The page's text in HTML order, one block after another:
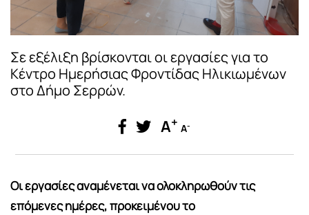
Σε εξέλιξη βρίσκονται οι εργασίες για το
Κέντρο Ημερήσιας Φροντίδας Ηλικιωμένων
στο Δήμο Σερρών.
A+ A-
Οι εργασίες αναμένεται να ολοκληρωθούν τις
επόμενες ημέρες, προκειμένου το